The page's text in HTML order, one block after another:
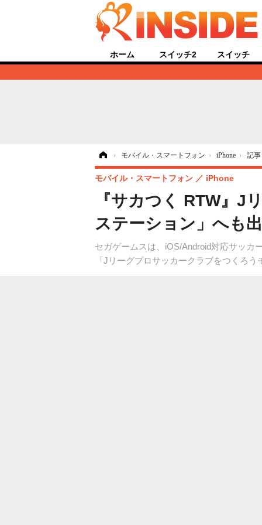
ホーム スイッチ2 スイッチ
› モバイル・スマートフォン › iPhone › 記事
『サカつく RTW』J
ステーション」へも
セガゲームスは、iOS/Android対応サッカ
「Jリーグプロサッカークラブをつくろ
モバイル・スマートフォン iPhone